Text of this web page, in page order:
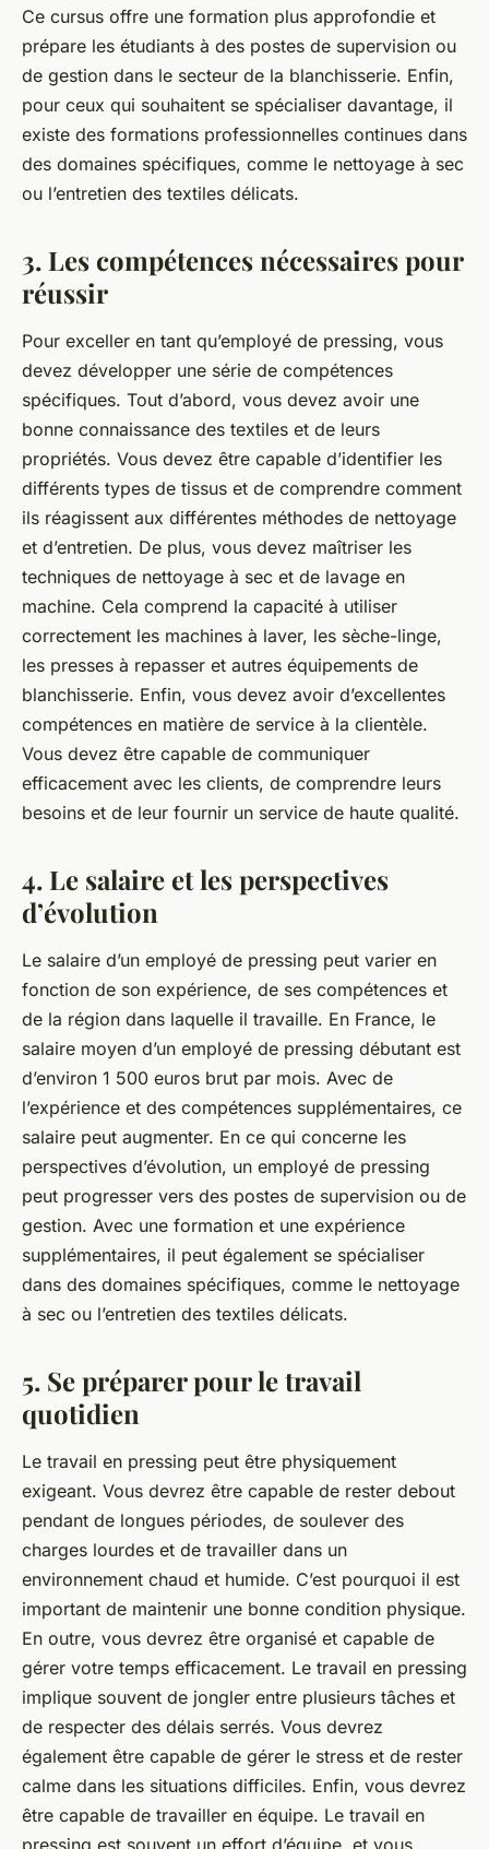
Ce cursus offre une formation plus approfondie et
prépare les étudiants à des postes de supervision ou
de gestion dans le secteur de la blanchisserie. Enfin,
pour ceux qui souhaitent se spécialiser davantage, il
existe des formations professionnelles continues dans
des domaines spécifiques, comme le nettoyage à sec
ou l’entretien des textiles délicats.
3. Les compétences nécessaires pour
réussir
Pour exceller en tant qu’employé de pressing, vous
devez développer une série de compétences
spécifiques. Tout d’abord, vous devez avoir une
bonne connaissance des textiles et de leurs
propriétés. Vous devez être capable d’identifier les
différents types de tissus et de comprendre comment
ils réagissent aux différentes méthodes de nettoyage
et d’entretien. De plus, vous devez maîtriser les
techniques de nettoyage à sec et de lavage en
machine. Cela comprend la capacité à utiliser
correctement les machines à laver, les sèche-linge,
les presses à repasser et autres équipements de
blanchisserie. Enfin, vous devez avoir d’excellentes
compétences en matière de service à la clientèle.
Vous devez être capable de communiquer
efficacement avec les clients, de comprendre leurs
besoins et de leur fournir un service de haute qualité.
4. Le salaire et les perspectives
d’évolution
Le salaire d’un employé de pressing peut varier en
fonction de son expérience, de ses compétences et
de la région dans laquelle il travaille. En France, le
salaire moyen d’un employé de pressing débutant est
d’environ 1 500 euros brut par mois. Avec de
l’expérience et des compétences supplémentaires, ce
salaire peut augmenter. En ce qui concerne les
perspectives d’évolution, un employé de pressing
peut progresser vers des postes de supervision ou de
gestion. Avec une formation et une expérience
supplémentaires, il peut également se spécialiser
dans des domaines spécifiques, comme le nettoyage
à sec ou l’entretien des textiles délicats.
5. Se préparer pour le travail
quotidien
Le travail en pressing peut être physiquement
exigeant. Vous devrez être capable de rester debout
pendant de longues périodes, de soulever des
charges lourdes et de travailler dans un
environnement chaud et humide. C’est pourquoi il est
important de maintenir une bonne condition physique.
En outre, vous devrez être organisé et capable de
gérer votre temps efficacement. Le travail en pressing
implique souvent de jongler entre plusieurs tâches et
de respecter des délais serrés. Vous devrez
également être capable de gérer le stress et de rester
calme dans les situations difficiles. Enfin, vous devrez
être capable de travailler en équipe. Le travail en